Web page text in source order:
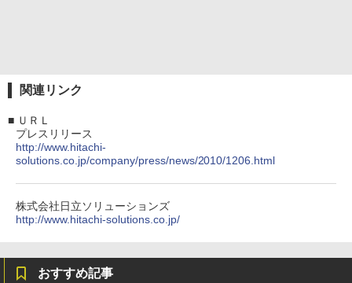
関連リンク
■ ＵＲＬ
プレスリリース
http://www.hitachi-
solutions.co.jp/company/press/news/2010/1206.html
株式会社日立ソリューションズ
http://www.hitachi-solutions.co.jp/
おすすめ記事